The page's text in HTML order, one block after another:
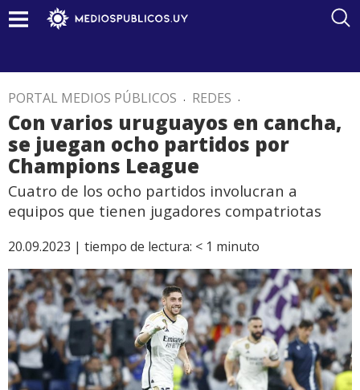
PORTAL MEDIOS PÚBLICOS . REDES .
Con varios uruguayos en cancha,
se juegan ocho partidos por
Champions League
Cuatro de los ocho partidos involucran a
equipos que tienen jugadores compatriotas
20.09.2023 | tiempo de lectura: < 1 minuto